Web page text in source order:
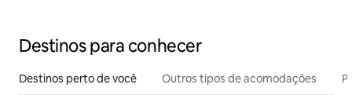
Destinos para conhecer
Destinos perto de você Outros tipos de acomodações